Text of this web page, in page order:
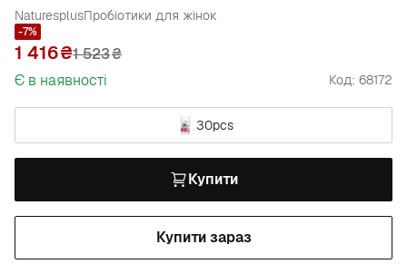
NaturesplusПробіотики для жінок
-7%
1 416 1 523₴
Є в наявності
Код: 68172
30pcs
Купити
Купити зараз